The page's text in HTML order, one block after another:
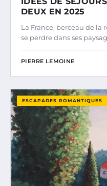
DEUX EN 2025
La France, berceau de la
se perdre dans ses
PIERRE LEMOINE
ESCAPADES ROMANTIQUES